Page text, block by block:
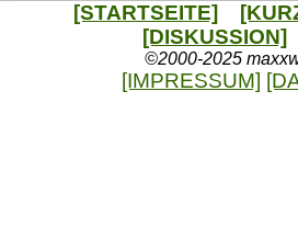
[STARTSEITE]
[DISKUSSION]
©2000-2025
[IMPRESSUM]